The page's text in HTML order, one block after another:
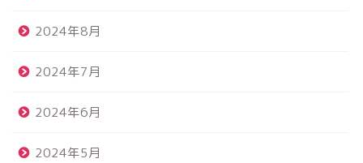
2024年8月
2024年7月
2024年6月
2024年5月